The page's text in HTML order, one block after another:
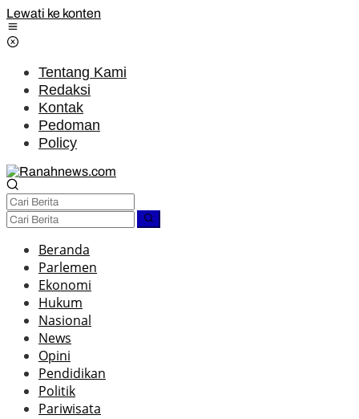
Lewati ke konten
Tentang Kami
Redaksi
Kontak
Pedoman
Policy
Beranda
Parlemen
Ekonomi
Hukum
Nasional
News
Opini
Pendidikan
Politik
Pariwisata